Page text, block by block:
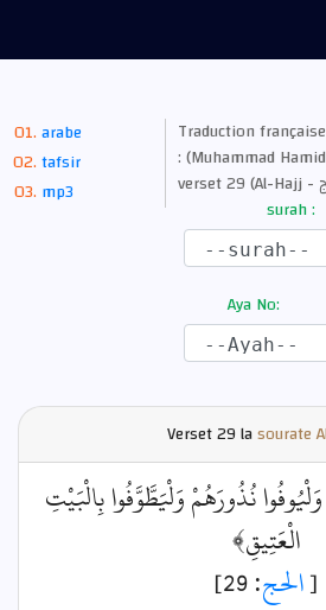
arabe
tafsir
mp3
Traduction
: (Muhammad
surah :
Aya No:
Verset29 lasourate
نُذُورَهُمْ وَلْيَطَّوَّفُوا بِالْبَيْتِ
الْعَتِيقِ﴾
[الحج: 29]